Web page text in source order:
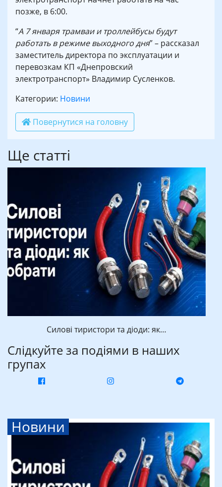
позже, в 6:00.
“А 7 января трамваи и троллейбусы будут
работать в режиме выходного дня” – рассказал
заместитель директора по эксплуатации и
перевозкам КП «Днепровский
электротранспорт» Владимир Сусленков.
Категории: Новини
Повернутися на головну
Ще статті
Силові тиристори та діоди: як…
Слідкуйте за подіями в наших
групах
Новини